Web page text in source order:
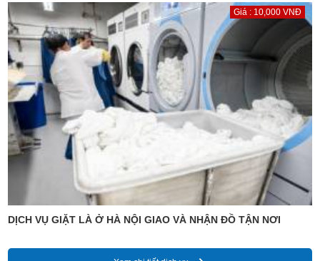
Giá : 10,000 VNĐ
DỊCH VỤ GIẶT LÀ Ở HÀ NỘI GIAO VÀ NHẬN ĐỒ TẬN NƠI